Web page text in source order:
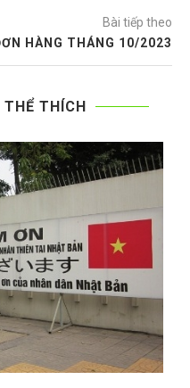
Bài tiếp theo
HÀNG THÁNG 10/2023
THỂ THÍCH